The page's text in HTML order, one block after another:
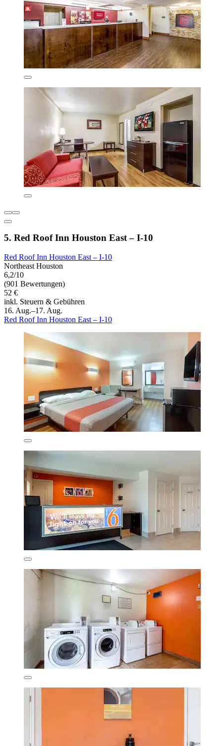
5. Red Roof Inn Houston East – I-10
Red Roof Inn Houston East – I-10
Northeast Houston
6,2/10
(901 Bewertungen)
52 €
inkl. Steuern & Gebühren
16. Aug.–17. Aug.
Red Roof Inn Houston East – I-10